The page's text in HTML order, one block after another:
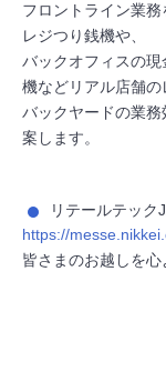
フロントライン業
レジつり銭機や、
バックオフィスの
機などリアル店舗の
バックヤードの業
案します。
リテールテック
https://
皆さまのお越しを心